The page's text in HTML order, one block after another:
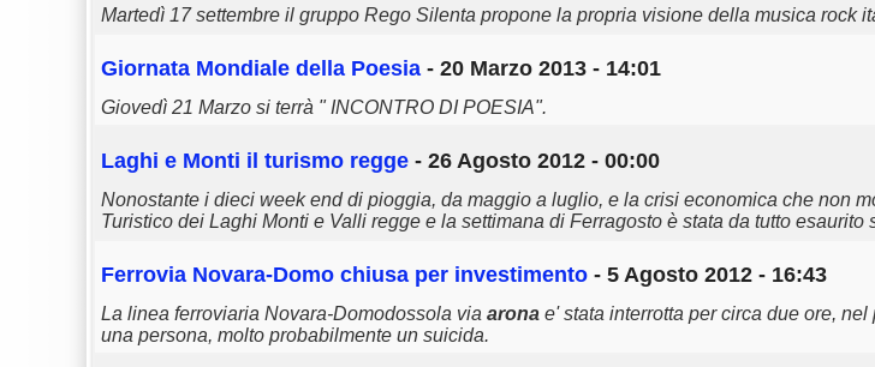
Martedì 17 settembre il gruppo Rego Silenta propone la propria visione della musica rock
Giornata Mondiale della Poesia - 20 Marzo 2013 - 14:01
Giovedì 21 Marzo si terrà " INCONTRO DI POESIA".
Laghi e Monti il turismo regge - 26 Agosto 2012 - 00:00
Nonostante i dieci week end di pioggia, da maggio a luglio, e la crisi economica che non
Turistico dei Laghi Monti e Valli regge e la settimana di Ferragosto è stata da tutto esaurito
Ferrovia Novara-Domo chiusa per investimento - 5 Agosto 2012 - 16:43
La linea ferroviaria Novara-Domodossola via arona e' stata interrotta per circa due ore,
una persona, molto probabilmente un suicida.